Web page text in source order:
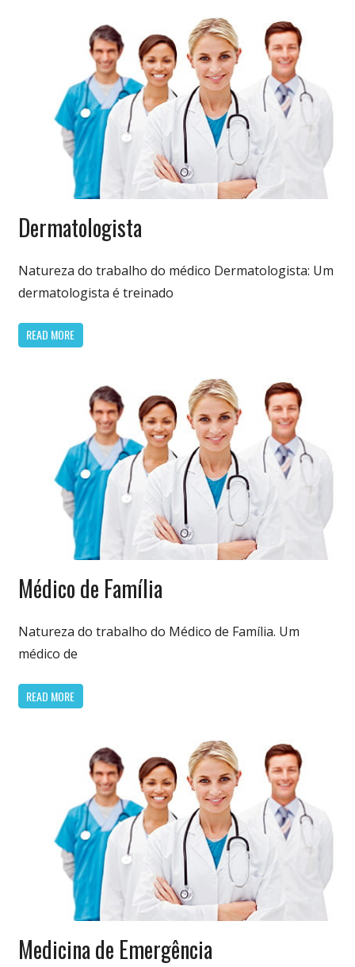
Médicas
Dermatologista
Natureza do trabalho do médico Dermatologista: Um
dermatologista é treinado
READ MORE
Médicas
Médico de Família
Natureza do trabalho do Médico de Família. Um
médico de
READ MORE
Médicas
Medicina de Emergência